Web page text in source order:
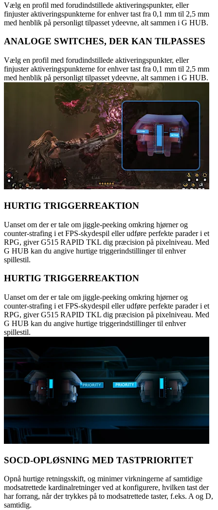
Vælg en profil med forudindstillede aktiveringspunkter, eller
finjuster aktiveringspunkterne for enhver tast fra 0,1 mm til 2,5 mm
med henblik på personligt tilpasset ydeevne, alt sammen i G HUB.
ANALOGE SWITCHES, DER KAN TILPASSES
Vælg en profil med forudindstillede aktiveringspunkter, eller
finjuster aktiveringspunkterne for enhver tast fra 0,1 mm til 2,5 mm
med henblik på personligt tilpasset ydeevne, alt sammen i G HUB.
HURTIG TRIGGERREAKTION
Uanset om der er tale om jiggle-peeking omkring hjørner og
counter-strafing i et FPS-skydespil eller udføre perfekte parader i et
RPG, giver G515 RAPID TKL dig præcision på pixelniveau. Med
G HUB kan du angive hurtige triggerindstillinger til enhver
spillestil.
HURTIG TRIGGERREAKTION
Uanset om der er tale om jiggle-peeking omkring hjørner og
counter-strafing i et FPS-skydespil eller udføre perfekte parader i et
RPG, giver G515 RAPID TKL dig præcision på pixelniveau. Med
G HUB kan du angive hurtige triggerindstillinger til enhver
spillestil.
SOCD-OPLØSNING MED TASTPRIORITET
Opnå hurtige retningsskift, og minimer virkningerne af samtidige
modsatrettede kardinalretninger ved at konfigurere, hvilken tast der
har forrang, når der trykkes på to modsatrettede taster, f.eks. A og D,
samtidig.